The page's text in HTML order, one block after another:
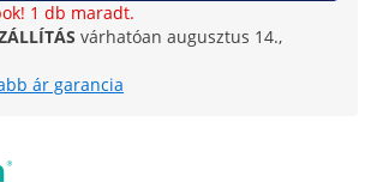
1 db maradt.
várhatóan augusztus 14.,
ár garancia